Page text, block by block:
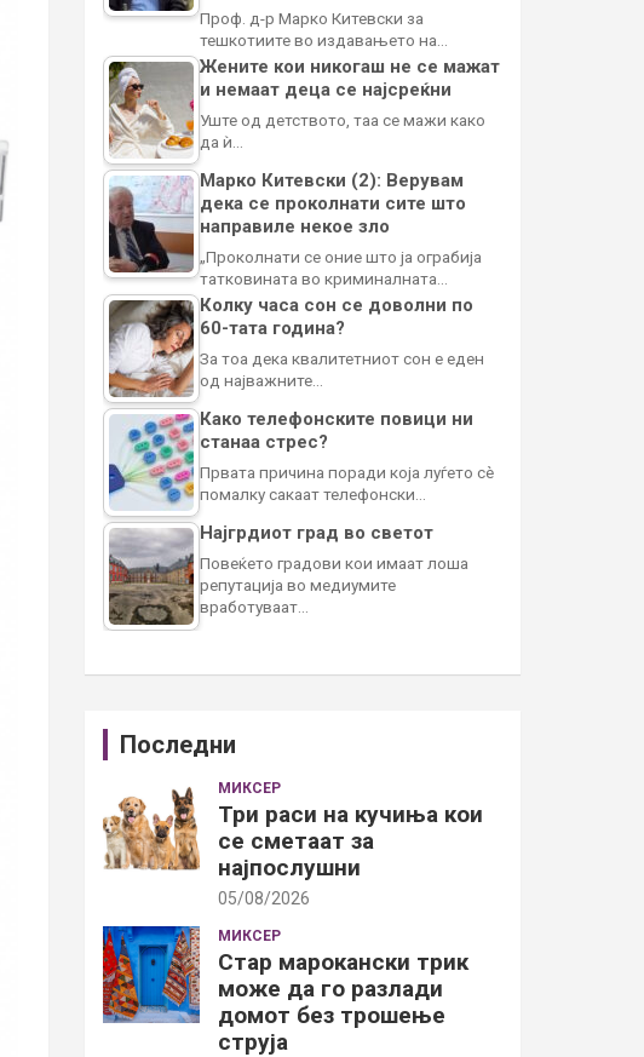
Проф. д-р Марко Китевски за
тешкотиите во издавањето на…
Жените кои никогаш не се мажат
и немаат деца се најсреќни
Уште од детството, таа се мажи како
да ѝ…
Марко Китевски (2): Верувам
дека се проколнати сите што
направиле некое зло
„Проколнати се оние што ја ограбија
татковината во криминалната…
Колку часа сон се доволни по
60-тата година?
За тоа дека квалитетниот сон е еден
од најважните…
Како телефонските повици ни
станаа стрес?
Првата причина поради која луѓето сè
помалку сакаат телефонски…
Најгрдиот град во светот
Повеќето градови кои имаат лоша
репутација во медиумите
вработуваат…
Последни
МИКСЕР
Три раси на кучиња кои
се сметаат за
најпослушни
05/08/2026
МИКСЕР
Стар марокански трик
може да го разлади
домот без трошење
струја